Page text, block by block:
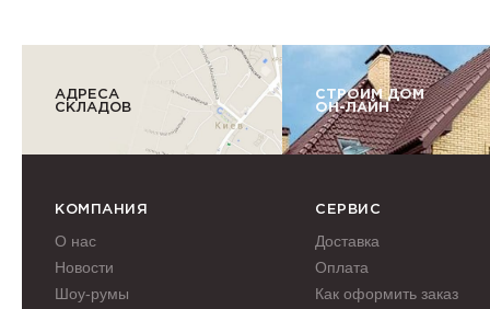
АДРЕСА
СКЛАДОВ
СТРОИМ ДОМ
ОН-ЛАЙН
КОМПАНИЯ
О нас
Новости
Шоу-румы
СЕРВИС
Доставка
Оплата
Как оформить заказ